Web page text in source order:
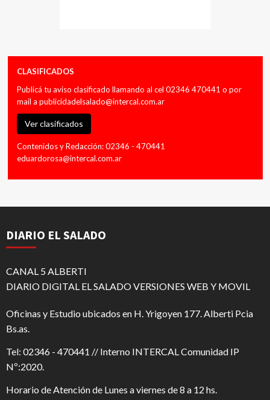
CLASIFICADOS
Publicá tu aviso clasificado llamando al cel 02346 470441 o por
mail a publicidadelsalado@intercal.com.ar
Ver clasificados
Contenidos y Redacción: 02346 - 470441
eduardorosa@intercal.com.ar
DIARIO EL SALADO
CANAL 5 ALBERTI
DIARIO DIGITAL EL SALADO VERSIONES WEB Y MOVIL
Oficinas y Estudio ubicados en H. Yrigoyen 177. Alberti Pcia
Bs.as.
Tel: 02346 - 470441 // Interno INTERCAL Comunidad IP
Nº:2020.
Horario de Atención de Lunes a viernes de 8 a 12 hs.